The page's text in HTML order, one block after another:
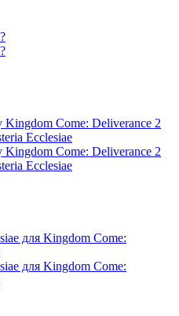
Kingdom Come: Deliverance 2
Ecclesiae
Kingdom Come: Deliverance 2
Ecclesiae
для Kingdom Come:
для Kingdom Come: